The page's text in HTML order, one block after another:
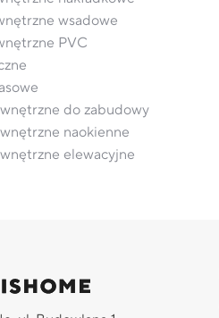
wsadowe
PVC
do zabudowy
naokienne
elewacyjne